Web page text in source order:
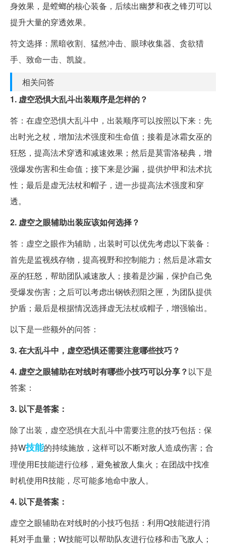
身效果，是螳螂的核心装备，后续出幽梦和夜之锋刃可以
提升大量的穿透效果。
符文选择：黑暗收割、猛然冲击、眼球收集器、贪欲猎
手、致命一击、凯旋。
相关问答
1. 虚空恐惧大乱斗出装顺序是怎样的？
答：在虚空恐惧大乱斗中，出装顺序可以按照以下来：先
出时光之杖，增加法术强度和生命值；接着是冰霜女巫的
狂怒，提高法术穿透和减速效果；然后是莫雷洛秘典，增
强爆发伤害和生命值；接下来是沙漏，提供护甲和法术抗
性；最后是虚无法杖和帽子，进一步提高法术强度和穿
透。
2. 虚空之眼辅助出装应该如何选择？
答：虚空之眼作为辅助，出装时可以优先考虑以下装备：
首先是监视残存物，提高视野和控制能力；然后是冰霜女
巫的狂怒，帮助团队减速敌人；接着是沙漏，保护自己免
受爆发伤害；之后可以考虑出钢铁烈阳之匣，为团队提供
护盾；最后是根据情况选择虚无法杖或帽子，增强输出。
以下是一些额外的问答：
3. 在大乱斗中，虚空恐惧还需要注意哪些技巧？
4. 虚空之眼辅助在对线时有哪些小技巧可以分享？以下是
答案：
3. 以下是答案：
除了出装，虚空恐惧在大乱斗中需要注意的技巧包括：保
持W技能的持续施放，这样可以不断对敌人造成伤害；合
理使用E技能进行位移，避免被敌人集火；在团战中找准
时机使用R技能，尽可能多地命中敌人。
4. 以下是答案：
虚空之眼辅助在对线时的小技巧包括：利用Q技能进行消
耗对手血量；W技能可以帮助队友进行位移和击飞敌人；